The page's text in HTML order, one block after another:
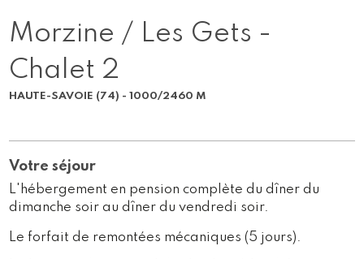
Morzine / Les Gets -
Chalet 2
HAUTE-SAVOIE (74) - 1000/2460 M
Votre séjour
L'hébergement en pension complète du dîner du
dimanche soir au dîner du vendredi soir.
Le forfait de remontées mécaniques (5 jours).